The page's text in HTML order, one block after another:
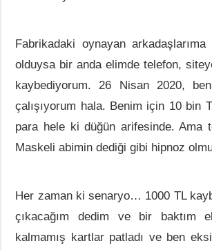
Fabrikadaki oynayan
olduysa bir anda elimde telefon,
kaybediyorum. 26 Nisan 2020,
çalışıyorum hala. Benim için 10 bin
para hele ki düğün arifesinde. Ama
Maskeli abimin dediği gibi hipnoz
Her zaman ki senaryo… 1000 TL
çıkacağım dedim ve bir baktım
kalmamış kartlar patladı ve ben